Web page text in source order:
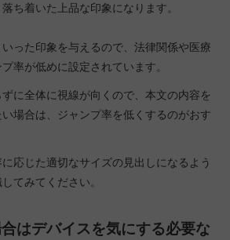
ち着いた上品な印象になります。
った印象を与えるので、法律関係や医療
率が低めに設定されています。
に全体に視線が向くので、本文の内容を
場合は、ジャンプ率を低くするのがおす
応じた適切なサイズの見出しになるよう
てみてください。
はデバイスを気にする必要な